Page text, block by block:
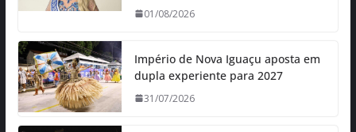
01/08/2026
Império de Nova Iguaçu aposta em
dupla experiente para 2027
31/07/2026